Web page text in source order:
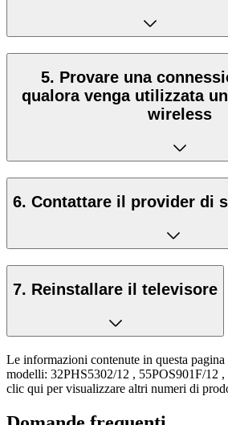
5. Provare una
qualora venga utilizzata
wireless
6. Contattare il provider di
7. Reinstallare il televisore
Le informazioni contenute in questa
modelli: 32PHS5302/12 , 55POS901F/12 ,
clic qui per visualizzare altri numeri di